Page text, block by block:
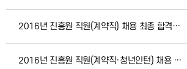
2016년 진흥원 직원(계약직) 채용 최종 합격자 공고
2016년 진흥원 직원(계약직·청년인턴) 채용 공고